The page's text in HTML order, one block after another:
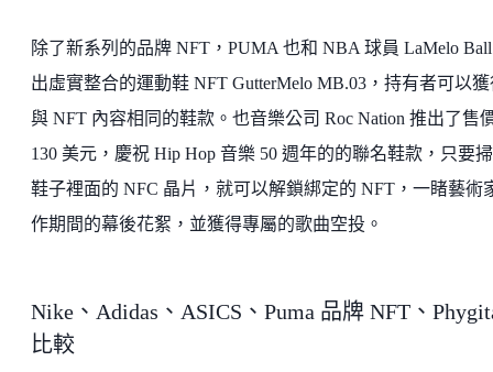
除了新系列的品牌 NFT，PUMA 也和 NBA 球員 LaMelo
出虛實整合的運動鞋 NFT GutterMelo MB.03，持有者可以
與 NFT 內容相同的鞋款。也音樂公司 Roc Nation 推出了售
130 美元，慶祝 Hip Hop 音樂 50 週年的的聯名鞋款，只要
鞋子裡面的 NFC 晶片，就可以解鎖綁定的 NFT，一睹藝術
作期間的幕後花絮，並獲得專屬的歌曲空投。
Nike、Adidas、ASICS、Puma 品牌 NFT、
比較